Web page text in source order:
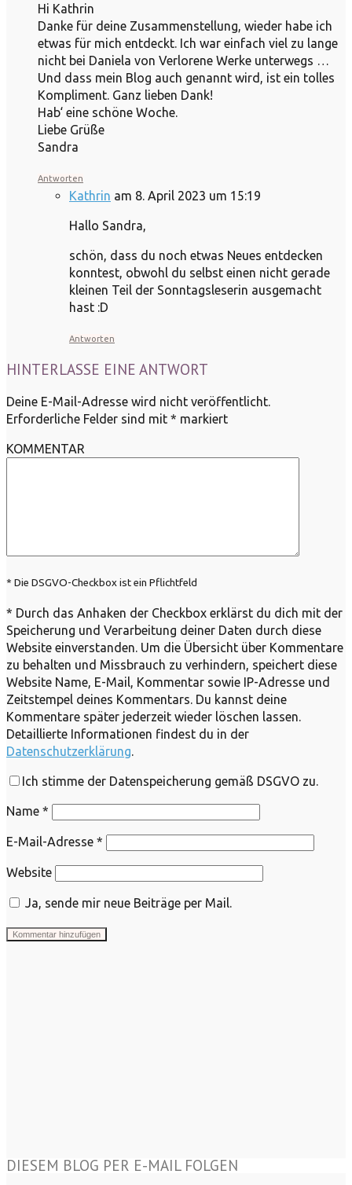
Hi Kathrin
Danke für deine Zusammenstellung, wieder habe ich
etwas für mich entdeckt. Ich war einfach viel zu lange
nicht bei Daniela von Verlorene Werke unterwegs …
Und dass mein Blog auch genannt wird, ist ein tolles
Kompliment. Ganz lieben Dank!
Hab‘ eine schöne Woche.
Liebe Grüße
Sandra
Antworten
Kathrin am 8. April 2023 um 15:19
Hallo Sandra,
schön, dass du noch etwas Neues entdecken
konntest, obwohl du selbst einen nicht gerade
kleinen Teil der Sonntagsleserin ausgemacht
hast :D
Antworten
HINTERLASSE EINE ANTWORT
Deine E-Mail-Adresse wird nicht veröffentlicht.
Erforderliche Felder sind mit * markiert
KOMMENTAR
* Die DSGVO-Checkbox ist ein Pflichtfeld
* Durch das Anhaken der Checkbox erklärst du dich mit der
Speicherung und Verarbeitung deiner Daten durch diese
Website einverstanden. Um die Übersicht über Kommentare
zu behalten und Missbrauch zu verhindern, speichert diese
Website Name, E-Mail, Kommentar sowie IP-Adresse und
Zeitstempel deines Kommentars. Du kannst deine
Kommentare später jederzeit wieder löschen lassen.
Detaillierte Informationen findest du in der
Datenschutzerklärung.
Ich stimme der Datenspeicherung gemäß DSGVO zu.
Name *
E-Mail-Adresse *
Website
Ja, sende mir neue Beiträge per Mail.
DIESEM BLOG PER E-MAIL FOLGEN